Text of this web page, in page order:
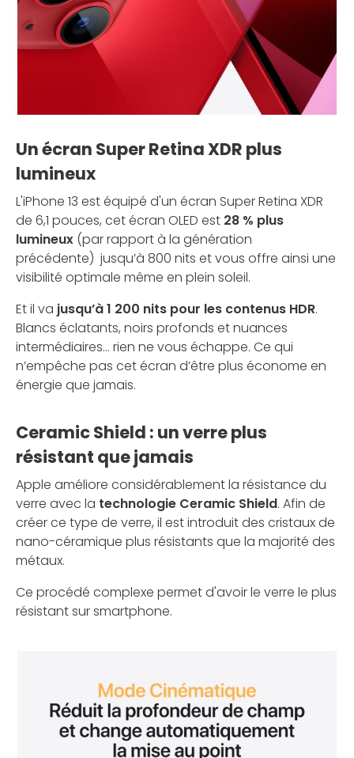
Un écran Super Retina XDR plus
lumineux
L'iPhone 13 est équipé d'un écran Super Retina XDR
de 6,1 pouces, cet écran OLED est 28 % plus
lumineux (par rapport à la génération
précédente) jusqu’à 800 nits et vous offre ainsi une
visibilité optimale même en plein soleil.
Et il va jusqu’à 1 200 nits pour les contenus HDR.
Blancs éclatants, noirs profonds et nuances
intermédiaires… rien ne vous échappe. Ce qui
n’empêche pas cet écran d’être plus économe en
énergie que jamais.
Ceramic Shield : un verre plus
résistant que jamais
Apple améliore considérablement la résistance du
verre avec la technologie Ceramic Shield. Afin de
créer ce type de verre, il est introduit des cristaux de
nano-céramique plus résistants que la majorité des
métaux.
Ce procédé complexe permet d'avoir le verre le plus
résistant sur smartphone.